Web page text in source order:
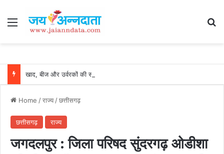
Menu
Home /राज्य/छत्तीसगढ़
छत्तीसगढ़ राज्य
जगदलपुर : जिला परिषद सुंदरगढ़ ओडीशा